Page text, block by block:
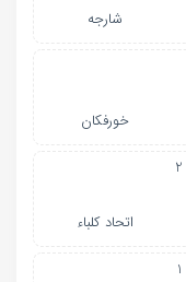
شارجه
خورفكان
اتحاد كلباء